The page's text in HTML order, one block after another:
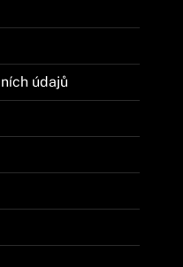
údajů